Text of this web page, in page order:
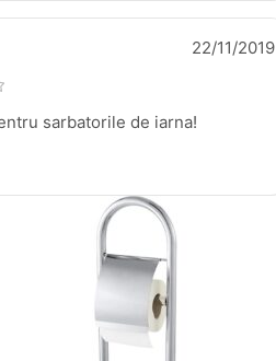
22/11/2019
sarbatorile de iarna!